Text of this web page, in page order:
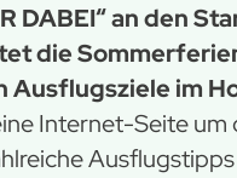
DABEI“ an den
die
Ausflugsziele im
Internet-Seite um